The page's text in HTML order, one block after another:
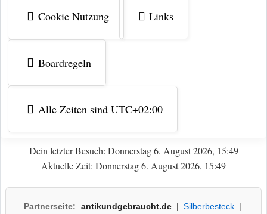
Cookie Nutzung Links
Boardregeln
Alle Zeiten sind UTC+02:00
Dein letzter Besuch: Donnerstag 6. August 2026, 15:49
Aktuelle Zeit: Donnerstag 6. August 2026, 15:49
Partnerseite: antikundgebraucht.de| Silberbesteck|